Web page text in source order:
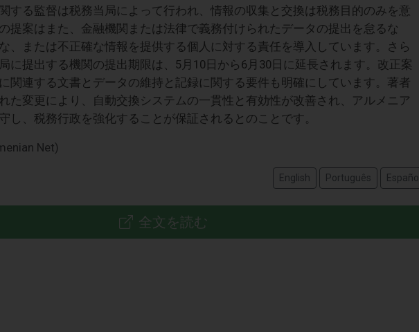
する監督は税務当局によって行われ、情報の収集と交換は税務目的のみを意
提案はまた、金融機関または法律で義務付けられたデータの提出を怠るな
、または不正確な情報を提供する個人に対する責任を導入しています。さら
に提出する機関の提出期限は、5月10日から6月30日に延長されます。改正案
関連する文書とデータの維持と記録に関する要件も明確にしています。著者
た変更により、自動交換システムの一貫性と有効性が改善され、アルメニア
し、税務行政を強化することが保証されるとのことです。
Net)
English Português Español
全文を読む